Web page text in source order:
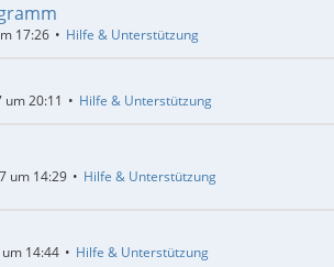
17:26 Hilfe & Unterstützung
um 20:11 Hilfe & Unterstützung
um 14:29 Hilfe & Unterstützung
14:44 Hilfe & Unterstützung